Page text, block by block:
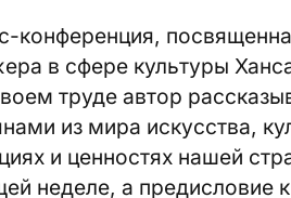
в сфере культуры
труде автор
из мира искусства,
и ценностях нашей
неделе, а предисловие